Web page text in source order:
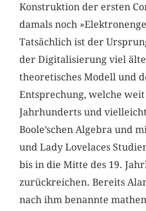
Konstruktion der ersten
damals noch
Tatsächlich ist der
der Digitalisierung viel
theoretisches Modell und
Entsprechung, welche
Jahrhunderts und
Boole’schen Algebra und
und Lady Lovelaces
bis in die Mitte des 19.
zurückreichen. Bereits
nach ihm benannte